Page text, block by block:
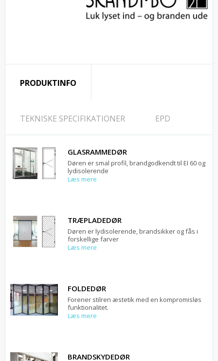
PRODUKTINFO
TEKNISKE SPECIFIKATIONER EPD
GLASRAMMEDØR
Døren er smal profil, brandgodkendt til EI 60 og
lydisolerende
Læs mere
TRÆPLADEDØR
Døren er lydisolerende, brandsikker og fås i
forskellige farver
Læs mere
FOLDEDØR
Forener stilren æstetik med en kompromisløs
funktionalitet.
Læs mere
BRANDSKYDEDØR